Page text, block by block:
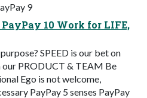
9
10 Work for LIFE,
SPEED is our bet on
PRODUCT & TEAM Be
Ego is not welcome,
PayPay 5 senses PayPay